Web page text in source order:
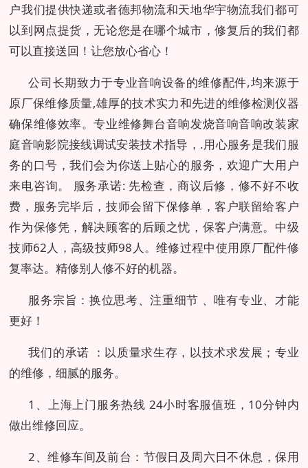
户我们提供快递或者德邦物流和天地华宇物流我们都可
以到网点提货，无论您是在哪个城市，修复后的我们都
可以直接送回！让您放心省心！
公司长期致力于专业音响设备的维修配件,均来源于
原厂保维修质量,雄厚的技术实力和先进的维修检测仪器
确保维修效率。专业维修舞台音响发烧音响音响改装家
庭音响影院接线调试安装技术指导，.用心服务是我们服
务的口号，我们会为你送上贴心的服务，欢迎广大用户
来电咨询。 服务承诺: 先检查，商议后修，修不好不收
费，服务完毕后，技师会留下保修单，客户联留给客户
作为保修凭，解决顾客的后顾之忧，保客户满意。中级
技师62人，高级技师98人。维修过程中使用原厂配件修
复率达。精修别人修不好的机器。
服务宗旨：换位思考、注重细节 、唯有专业、才能
更好！
我们的承诺 ：以质量求生存，以技术求发展；专业
的维修，细腻的服务。
1、上海上门服务热线 24小时客服值班，10分钟内
做出维修回应。
2、维修车间及前台：节假日及周六日不休息，保用